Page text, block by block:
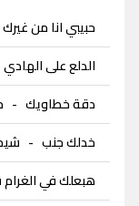
حبيبي انا من غيرك
الدلع على الهادي
دقة خطاويك -
خدلك جنب -
هبعلك في